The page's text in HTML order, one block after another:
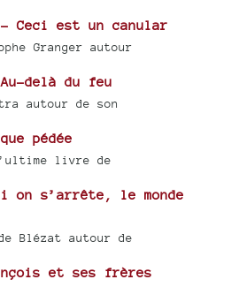
- Ceci est un canular
Granger autour
delà du feu
autour de son
pédée
livre de
on s’arrête, le monde
Blézat autour de
et ses frères